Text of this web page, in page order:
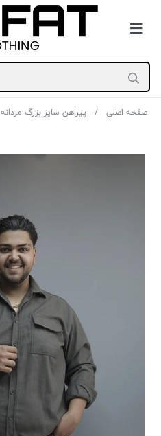
صفحه اصلی پیراهن سایز بزرگ مردانه